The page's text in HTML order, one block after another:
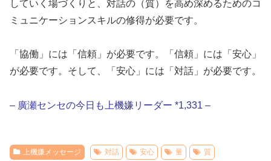
していく場づくりと、対話の（質）を高め深めるためのコ
ミュニケーションスキルの修得が必要です。
「協働」には「信頼」が必要です。「信頼」には「安心」
が必要です。そして、「安心」には「対話」が必要です。
– 廣瀬センセの今日も上機嫌リーダー *1,331 –
上機嫌メッセージ 対話 安心 量
質